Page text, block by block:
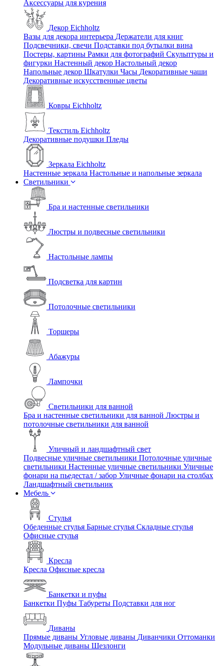
Аксессуары для курения
Декор Eichholtz
Вазы для декора интерьера Держатели для книг
Подсвечники, свечи Подставки под бутылки вина
Постеры, картины Рамки для фотографий Скульптуры и
фигурки Настенный декор Настольный декор
Напольные декор Шкатулки Часы Декоративные чаши
Декоративные искусственные цветы
Ковры Eichholtz
Текстиль Eichholtz
Декоративные подушки Пледы
Зеркала Eichholtz
Настенные зеркала Настольные и напольные зеркала
Светильники
Бра и настенные светильники
Люстры и подвесные светильники
Настольные лампы
Подсветка для картин
Потолочные светильники
Торшеры
Абажуры
Лампочки
Светильники для ванной
Бра и настенные светильники для ванной Люстры и
потолочные светильники для ванной
Уличный и ландшафтный свет
Подвесные уличные светильники Потолочные уличные
светильники Настенные уличные светильники Уличные
фонари на пьедестал / забор Уличные фонари на столбах
Ландшафтный светильник
Мебель
Стулья
Обеденные стулья Барные стулья Складные стулья
Офисные стулья
Кресла
Кресла Офисные кресла
Банкетки и пуфы
Банкетки Пуфы Табуреты Подставки для ног
Диваны
Прямые диваны Угловые диваны Диванчики Оттоманки
Модульные диваны Шезлонги